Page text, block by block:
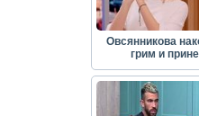
Овсянникова
грим и